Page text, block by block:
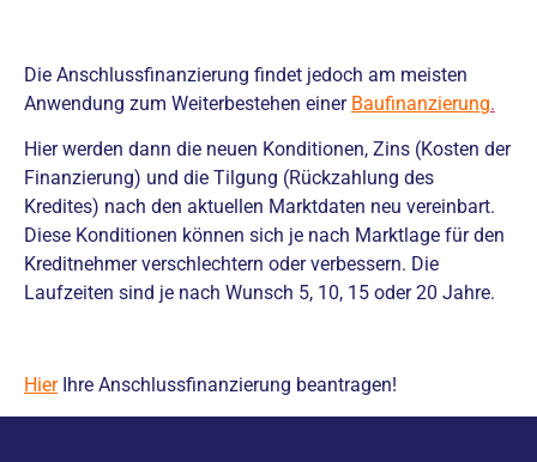
Die Anschlussfinanzierung findet jedoch am meisten
Anwendung zum Weiterbestehen einer Baufinanzierung.
Hier werden dann die neuen Konditionen, Zins (Kosten der
Finanzierung) und die Tilgung (Rückzahlung des
Kredites) nach den aktuellen Marktdaten neu vereinbart.
Diese Konditionen können sich je nach Marktlage für den
Kreditnehmer verschlechtern oder verbessern. Die
Laufzeiten sind je nach Wunsch 5, 10, 15 oder 20 Jahre.
HierIhre Anschlussfinanzierung beantragen!